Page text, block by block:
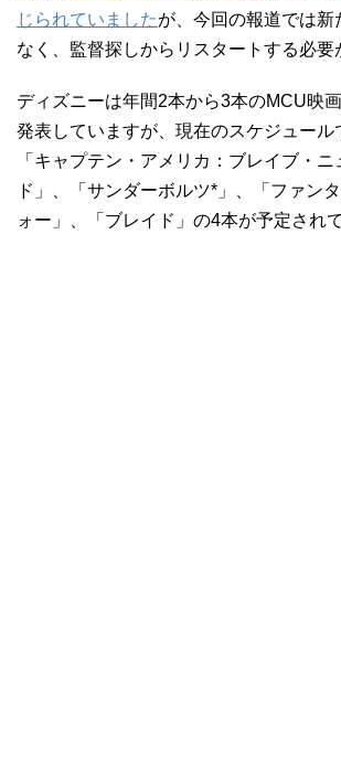
じられていましたが、今回の報道では新
なく、監督探しからリスタートする必要
ディズニーは年間2本から3本のMCU映
発表していますが、現在のスケジュール
「キャプテン・アメリカ：ブレイブ・
ド」、「サンダーボルツ*」、「ファン
ォー」、「ブレイド」の4本が予定され